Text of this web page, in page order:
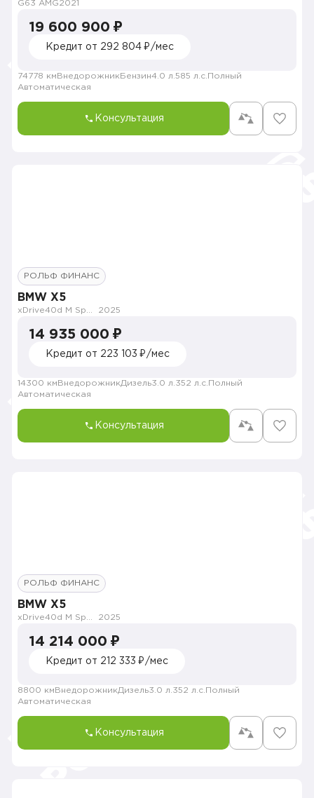
G63 AMG2021
19 600 900 ₽
Кредит от 292 804 ₽/мес
74778 км Внедорожник Бензин4.0 л. 585 л.с. Полный
Автоматическая
Консультация
РОЛЬФ ФИНАНС
BMW X5
2025
14 935 000 ₽
Кредит от 223 103 ₽/мес
14300 км ВнедорожникДизель3.0 л. 352 л.с. Полный
Автоматическая
Консультация
РОЛЬФ ФИНАНС
BMW X5
2025
14 214 000 ₽
Кредит от 212 333 ₽/мес
8800 км ВнедорожникДизель3.0 л. 352 л.с. Полный
Автоматическая
Консультация